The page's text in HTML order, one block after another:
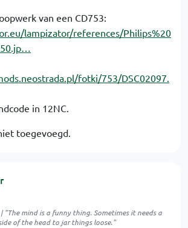
van een CD753:
lampizator/references/Philips%20
fotki/753/DSC02097.
in 12NC.
toegevoegd.
"The mind is a funny thing. Sometimes it needs a
of the head to jar things loose."